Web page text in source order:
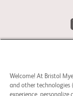
Protezione dei
indirizzo e-mail:
Welcome! At Bristol
and other technologies